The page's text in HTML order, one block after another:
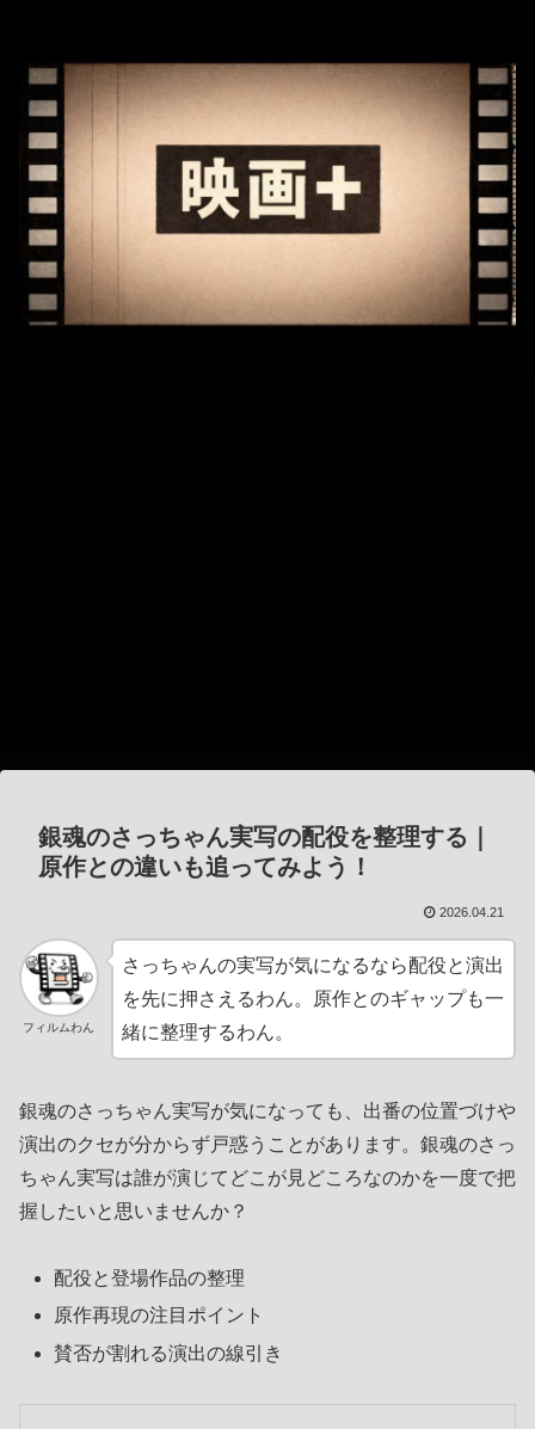
銀魂のさっちゃん実写の配役を整理する｜
原作との違いも追ってみよう！
2026.04.21
フィルムわん
さっちゃんの実写が気になるなら配役と演出
を先に押さえるわん。原作とのギャップも一
緒に整理するわん。
銀魂のさっちゃん実写が気になっても、出番の位置づけや
演出のクセが分からず戸惑うことがあります。銀魂のさっ
ちゃん実写は誰が演じてどこが見どころなのかを一度で把
握したいと思いませんか？
配役と登場作品の整理
原作再現の注目ポイント
賛否が割れる演出の線引き